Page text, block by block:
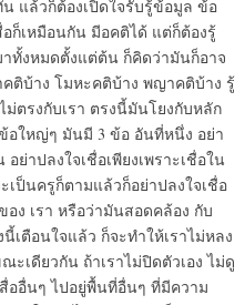
แล้วก็ต้องเปิดใจรับรู้ข้อมูล ข้อ
อก็เหมือนกัน มีอคติได้ แต่ก็ต้องรู้
ทั้งหมดตั้งแต่ต้น ก็คิดว่ามันก็อาจ
ติบ้าง โมหะคติบ้าง พญาคติบ้าง รู้
ตรงกับเรา ตรงนี้มันโยงกับหลัก
อใหญ่ๆ มันมี 3 ข้อ อันที่หนึ่ง อย่า
อย่าปลงใจเชื่อเพียงเพราะเชื่อใน
เป็นครูก็ตามแล้วก็อย่าปลงใจเชื่อ
อง เรา หรือว่ามันสอดคล้อง กับ
เตือนใจแล้ว ก็จะทำให้เราไม่หลง
เดียวกัน ถ้าเราไม่ปิดตัวเอง ไม่ดู
ออื่นๆ ไปอยู่พื้นที่อื่นๆ ที่มีความ